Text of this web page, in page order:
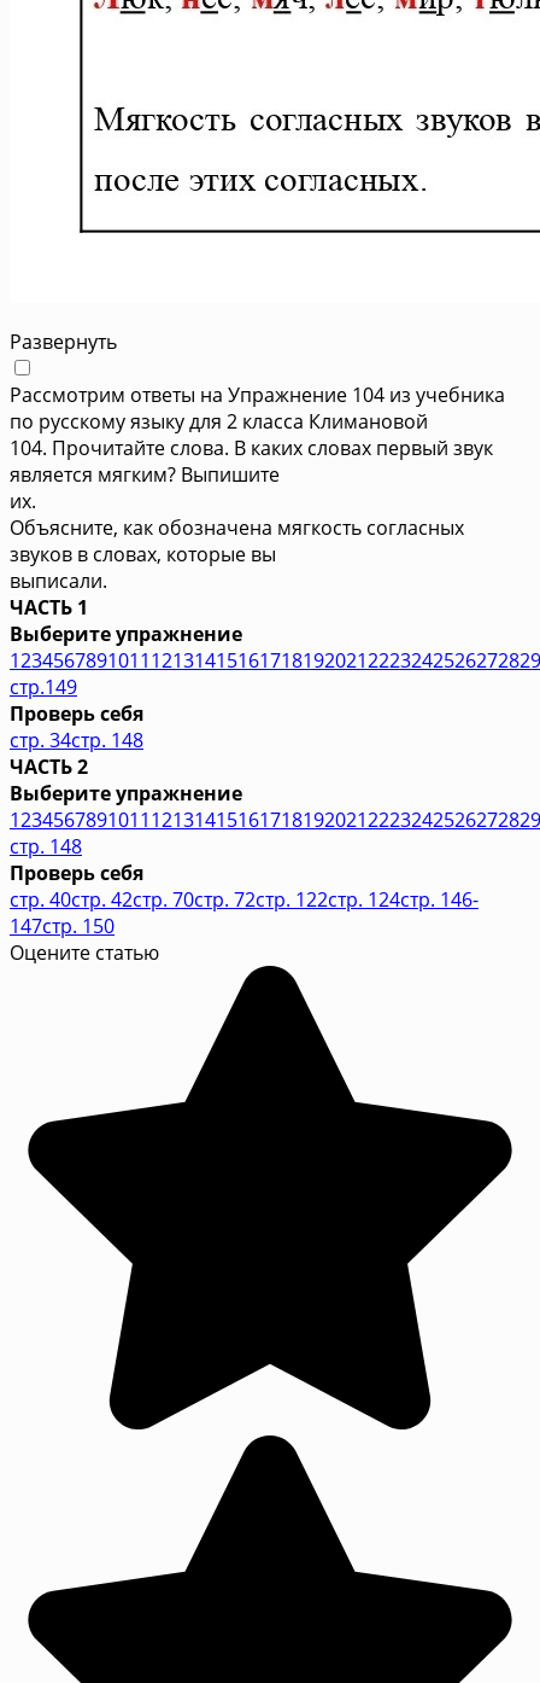
Развернуть
Рассмотрим ответы на Упражнение 104 из учебника
по русскому языку для 2 класса Климановой
104. Прочитайте слова. В каких словах первый звук
является мягким? Выпишите
их.
Объясните, как обозначена мягкость согласных
звуков в словах, которые вы
выписали.
ЧАСТЬ 1
Выберите упражнение
1234567891011121314151617181920212223242526272829
стр.149
Проверь себя
стр. 34стр. 148
ЧАСТЬ 2
Выберите упражнение
1234567891011121314151617181920212223242526272829
стр. 148
Проверь себя
стр. 40стр. 42стр. 70стр. 72стр. 122стр. 124стр. 146-
147стр. 150
Оцените статью